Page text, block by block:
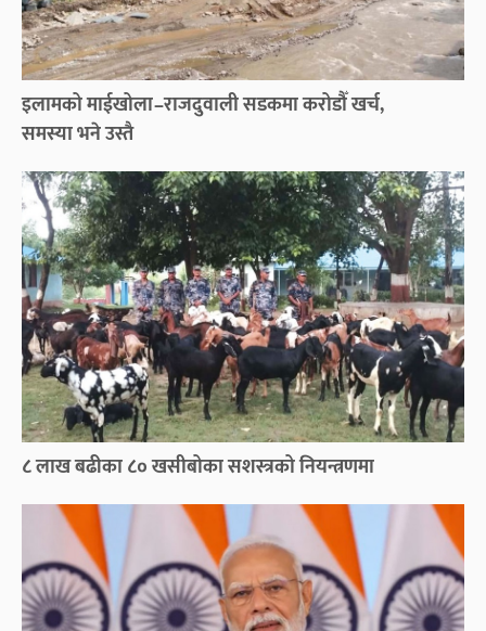
इलामको माईखोला–राजदुवाली सडकमा करोडौँ खर्च,
समस्या भने उस्तै
८ लाख बढीका ८० खसीबोका सशस्त्रको नियन्त्रणमा